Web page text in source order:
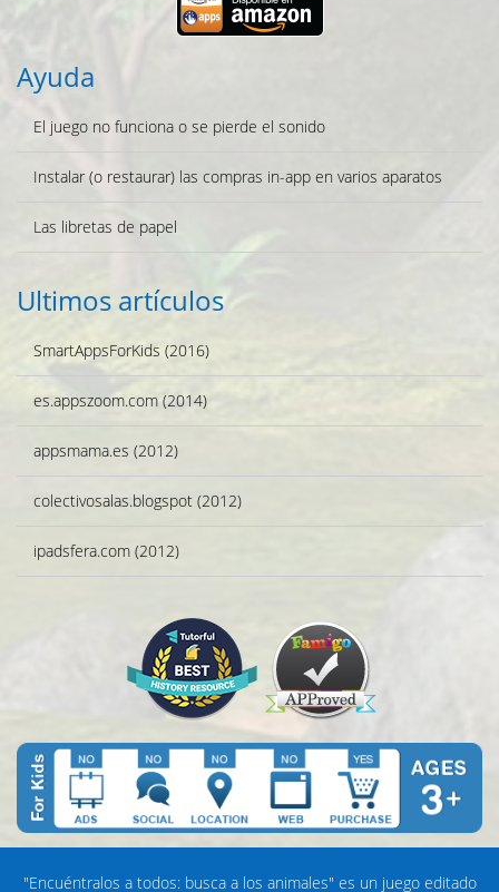
Ayuda
El juego no funciona o se pierde el sonido
Instalar (o restaurar) las compras in-app en varios aparatos
Las libretas de papel
Ultimos artículos
SmartAppsForKids (2016)
es.appszoom.com (2014)
appsmama.es (2012)
colectivosalas.blogspot (2012)
ipadsfera.com (2012)
"Encuéntralos a todos: busca a los animales" es un juego editado